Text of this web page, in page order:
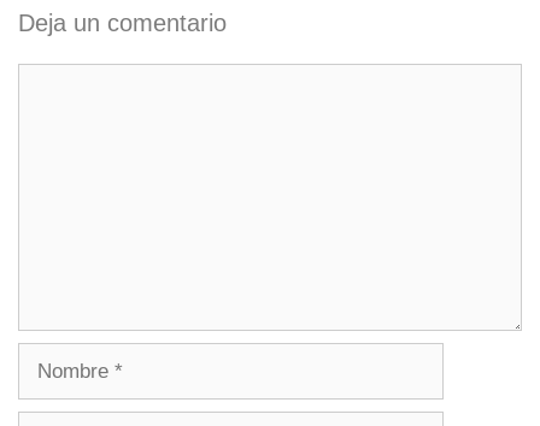
Deja un comentario